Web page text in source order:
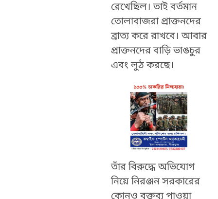
রেখেছিল। তাই বর্তমান
তোলাবাজরা প্রাক্তনদের
ব্রাত্য করে রাখবে। আবার
প্রাক্তনদের বাড়ি ভাঙচুর
এবং লুঠ করছে।
তাঁর বিরুদ্ধে অভিযোগ
নিয়ে নিরঞ্জন সরকারের
কোনও বক্তব্য পাওয়া